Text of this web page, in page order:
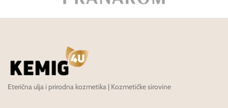
Eterična ulja i prirodna kozmetika | Kozmetičke sirovine